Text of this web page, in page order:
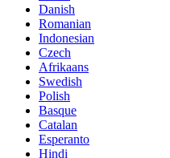
Danish
Romanian
Indonesian
Czech
Afrikaans
Swedish
Polish
Basque
Catalan
Esperanto
Hindi